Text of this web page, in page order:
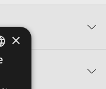
0%
PLAYERではお使いい
、「ライブラリ・タブ」
でフォーマットされた
を格納することができま
×